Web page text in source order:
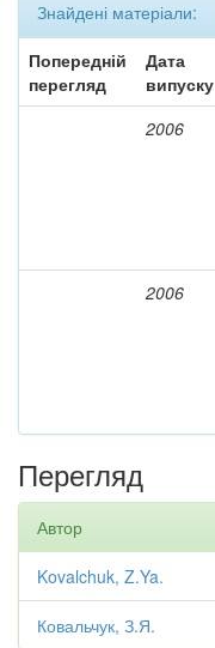
Знайдені матеріали:
Попередній
перегляд
Дата
випуску
2006
2006
Перегляд
Автор
Kovalchuk, Z.Ya.
Ковальчук, З.Я.